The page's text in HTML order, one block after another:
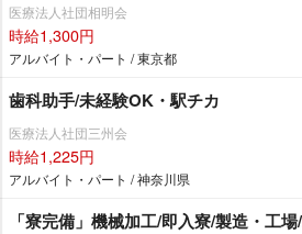
医療法人社団相明会
時給1,300円
アルバイト・パート / 東京都
歯科助手/未経験OK・駅チカ
医療法人社団三州会
時給1,225円
アルバイト・パート / 神奈川県
「寮完備」機械加工/即入寮/製造・工